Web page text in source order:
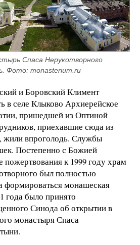
Спаса Нерукотворного
Фото: monasterium.ru
и Боровский Климент
в селе Клыково Архиерейское
пришедшей из Оптиной
приехавшие сюда из
жили впроголодь. Службы
Постепенно с Божией
к 1999 году храм
был полностью
формироваться монашеская
года было принято
Синода об открытии в
монастыря Спаса